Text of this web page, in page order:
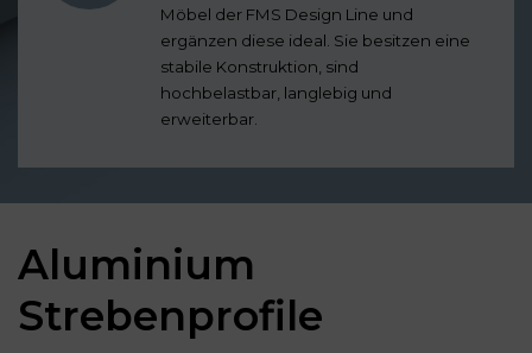
Möbel der FMS Design Line und
ergänzen diese ideal. Sie besitzen eine
stabile Konstruktion, sind
hochbelastbar, langlebig und
erweiterbar.
Aluminium
Strebenprofile